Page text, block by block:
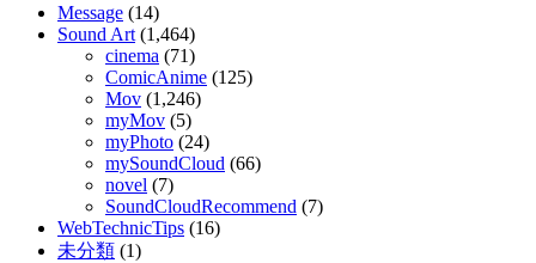
Message (14)
Sound Art(1,464)
cinema (71)
ComicAnime (125)
Mov (1,246)
myMov (5)
myPhoto (24)
mySoundCloud (66)
novel (7)
SoundCloudRecommend (7)
WebTechnicTips (16)
未分類 (1)